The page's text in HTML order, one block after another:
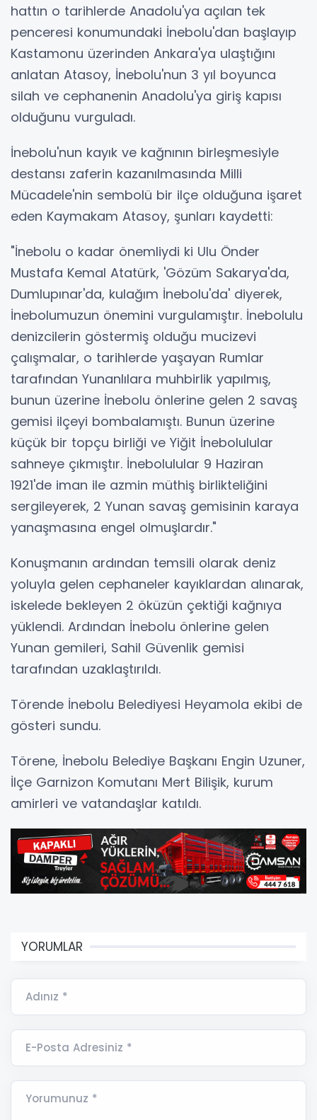
hattın o tarihlerde Anadolu'ya açılan tek
penceresi konumundaki İnebolu'dan başlayıp
Kastamonu üzerinden Ankara'ya ulaştığını
anlatan Atasoy, İnebolu'nun 3 yıl boyunca
silah ve cephanenin Anadolu'ya giriş kapısı
olduğunu vurguladı.
İnebolu'nun kayık ve kağnının birleşmesiyle
destansı zaferin kazanılmasında Milli
Mücadele'nin sembolü bir ilçe olduğuna işaret
eden Kaymakam Atasoy, şunları kaydetti:
"İnebolu o kadar önemliydi ki Ulu Önder
Mustafa Kemal Atatürk, 'Gözüm Sakarya'da,
Dumlupınar'da, kulağım İnebolu'da' diyerek,
İnebolumuzun önemini vurgulamıştır. İnebolulu
denizcilerin göstermiş olduğu mucizevi
çalışmalar, o tarihlerde yaşayan Rumlar
tarafından Yunanlılara muhbirlik yapılmış,
bunun üzerine İnebolu önlerine gelen 2 savaş
gemisi ilçeyi bombalamıştı. Bunun üzerine
küçük bir topçu birliği ve Yiğit İnebolulular
sahneye çıkmıştır. İnebolulular 9 Haziran
1921'de iman ile azmin müthiş birlikteliğini
sergileyerek, 2 Yunan savaş gemisinin karaya
yanaşmasına engel olmuşlardır."
Konuşmanın ardından temsili olarak deniz
yoluyla gelen cephaneler kayıklardan alınarak,
iskelede bekleyen 2 öküzün çektiği kağnıya
yüklendi. Ardından İnebolu önlerine gelen
Yunan gemileri, Sahil Güvenlik gemisi
tarafından uzaklaştırıldı.
Törende İnebolu Belediyesi Heyamola ekibi de
gösteri sundu.
Törene, İnebolu Belediye Başkanı Engin Uzuner,
İlçe Garnizon Komutanı Mert Bilişik, kurum
amirleri ve vatandaşlar katıldı.
YORUMLAR
Adınız *
E-Posta Adresiniz *
Yorumunuz *